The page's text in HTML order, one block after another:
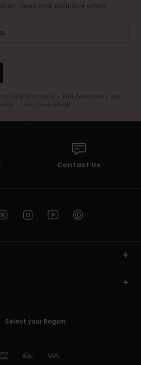
news and exclusive offers.
new members - Full conditions are
in welcome email
Contact Us
Select your Region